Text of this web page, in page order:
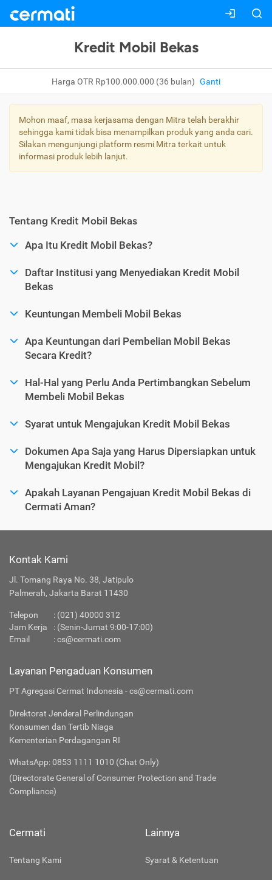
Kredit Mobil Bekas
Harga OTR Rp100.000.000 (36 bulan) Ganti
Mohon maaf, masa kerjasama dengan Mitra telah berakhir
sehingga kami tidak bisa menampilkan produk yang anda cari.
Silakan mengunjungi platform resmi Mitra terkait untuk
informasi produk lebih lanjut.
Tentang Kredit Mobil Bekas
Apa Itu Kredit Mobil Bekas?
Daftar Institusi yang Menyediakan Kredit Mobil
Bekas
Keuntungan Membeli Mobil Bekas
Apa Keuntungan dari Pembelian Mobil Bekas
Secara Kredit?
Hal-Hal yang Perlu Anda Pertimbangkan Sebelum
Membeli Mobil Bekas
Syarat untuk Mengajukan Kredit Mobil Bekas
Dokumen Apa Saja yang Harus Dipersiapkan untuk
Mengajukan Kredit Mobil?
Apakah Layanan Pengajuan Kredit Mobil Bekas di
Cermati Aman?
Kontak Kami
Jl. Tomang Raya No. 38, Jatipulo
Palmerah, Jakarta Barat 11430
Telepon : (021) 40000 312
Jam Kerja
: (Senin-Jumat 9:00-17:00)
Email
:cs@cermati.com
Layanan Pengaduan Konsumen
PT Agregasi Cermat Indonesia - cs@cermati.com
Direktorat Jenderal Perlindungan
Konsumen dan Tertib Niaga
Kementerian Perdagangan RI
WhatsApp: 0853 1111 1010 (Chat Only)
(Directorate General of Consumer Protection and Trade
Compliance)
Cermati
Tentang Kami
Lainnya
Syarat & Ketentuan